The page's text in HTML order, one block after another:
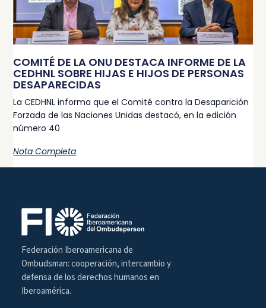
COMITÉ DE LA ONU DESTACA INFORME DE LA
CEDHNL SOBRE HIJAS E HIJOS DE PERSONAS
DESAPARECIDAS
La CEDHNL informa que el Comité contra la Desaparición
Forzada de las Naciones Unidas destacó, en la edición
número 40
Nota Completa
Federación Iberoamericana de
Ombudsman: cooperación, intercambio y
defensa de los derechos humanos en
Iberoamérica.